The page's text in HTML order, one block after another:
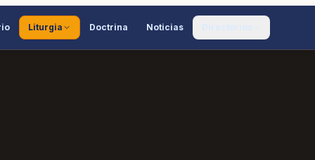
Liturgia Doctrina Noticias